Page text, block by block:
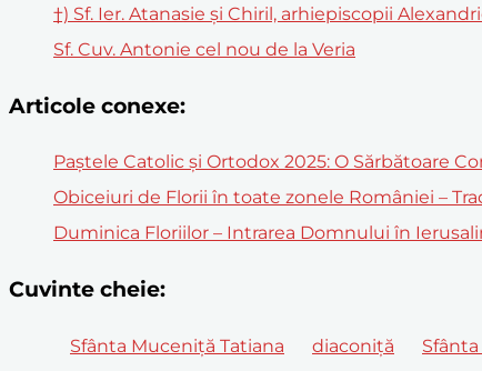
†) Sf. Ier. Atanasie şi Chiril, arhiepiscopii
Sf. Cuv. Antonie cel nou de la Veria
Articole conexe:
Paștele Catolic și Ortodox 2025: O Sărbătoare
Obiceiuri de Florii în toate zonele României –
Duminica Floriilor – Intrarea Domnului în
Cuvinte cheie:
Sfânta Muceniță Tatiana diaconiță